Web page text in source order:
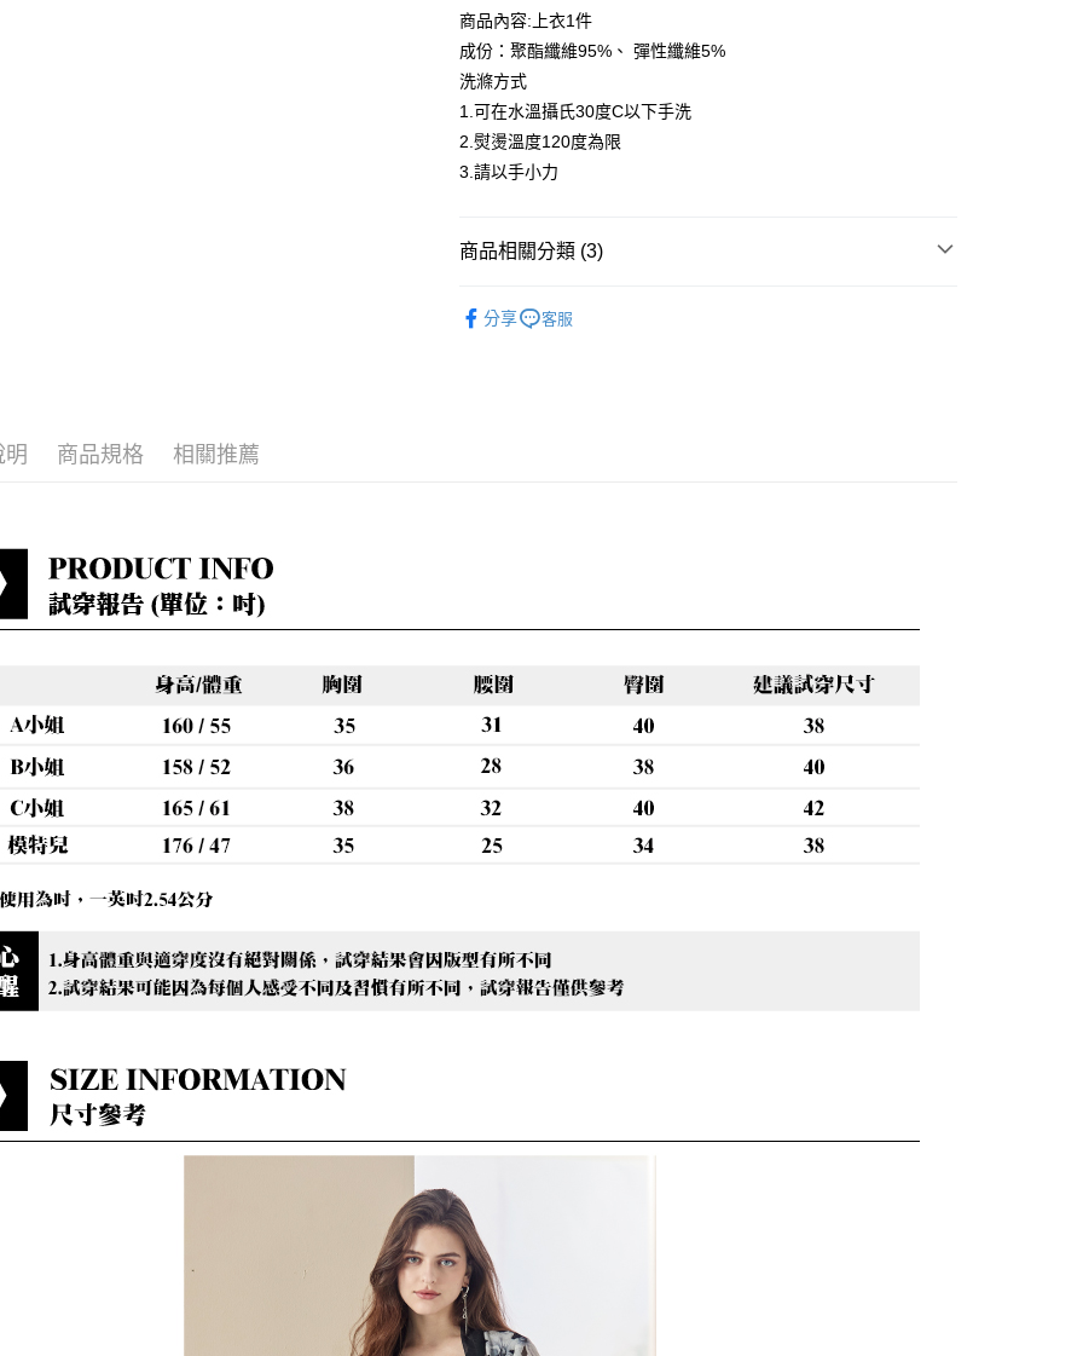
貨到付款
運送方式
付款後全家取貨
每筆NT$80，滿NT$399(含以上)免運費
每筆NT$80，滿NT$888(含以上)免運費
每筆NT$80，滿NT$888(含以上)免運費
商品內容:上衣1件
成份：聚酯纖維95%、 彈性纖維5%
洗滌方式
1.可在水溫攝氏30度C以下手洗
2.熨燙溫度120度為限
3.請以手小力
商品相關分類 (3)
分享 客服
明 商品規格 相關推薦